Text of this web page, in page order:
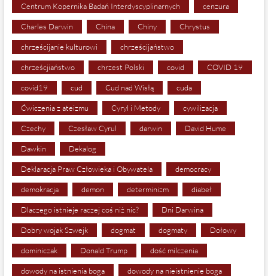
Centrum Kopernika Badań Interdyscyplinarnych cenzura
Charles Darwin China Chiny Chrystus
chrześcijanie kulturowi chrześcijaństwo
chrześcjiaństwo chrzest Polski covid COVID 19
covid19 cud Cud nad Wisłą cuda
Ćwiczenia z ateizmu Cyryl i Metody cywilizacja
Czechy Czesław Cyrul darwin David Hume
Dawkin Dekalog
Deklaracja Praw Człowieka i Obywatela democracy
demokracja demon determinizm diabeł
Dlaczego istnieje raczej coś niż nic? Dni Darwina
Dobry wojak Szwejk dogmat dogmaty Dołowy
dominiczak Donald Trump dość milczenia
dowody na istnienia boga dowody na nieistnienie boga